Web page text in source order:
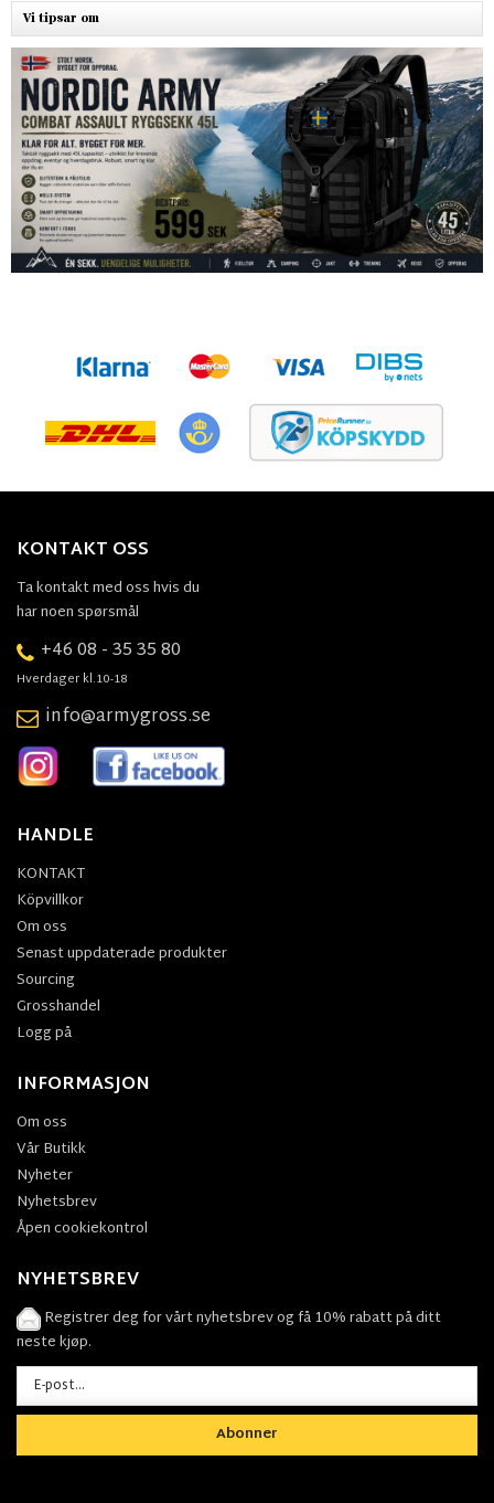
Vi tipsar om
KONTAKT OSS
Ta kontakt med oss hvis du
har noen spørsmål
+46 08 - 35 35 80
Hverdager kl.10-18
info@armygross.se
HANDLE
KONTAKT
Köpvillkor
Om oss
Senast uppdaterade produkter
Sourcing
Grosshandel
Logg på
INFORMASJON
Om oss
Vår Butikk
Nyheter
Nyhetsbrev
Åpen cookiekontrol
NYHETSBREV
Registrer deg for vårt nyhetsbrev og få 10% rabatt på ditt
neste kjøp.
Abonner